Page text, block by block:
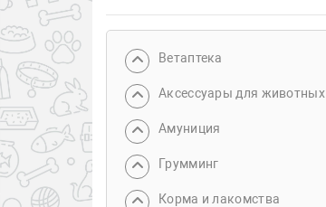
Bетаптека
Аксессуары для животных
Амуниция
Грумминг
Корма и лакомства